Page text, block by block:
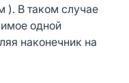
). В таком случае
одной
наконечник на